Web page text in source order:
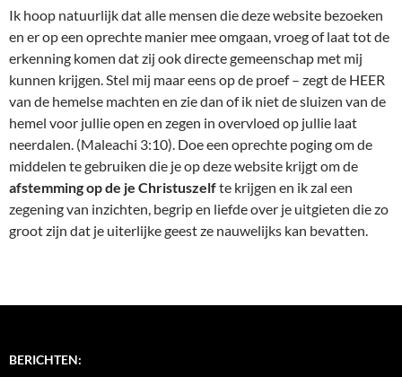
Ik hoop natuurlijk dat alle mensen die deze website bezoeken
en er op een oprechte manier mee omgaan, vroeg of laat tot de
erkenning komen dat zij ook directe gemeenschap met mij
kunnen krijgen. Stel mij maar eens op de proef – zegt de HEER
van de hemelse machten en zie dan of ik niet de sluizen van de
hemel voor jullie open en zegen in overvloed op jullie laat
neerdalen. (Maleachi 3:10). Doe een oprechte poging om de
middelen te gebruiken die je op deze website krijgt om de
afstemming op de je Christuszelfte krijgen en ik zal een
zegening van inzichten, begrip en liefde over je uitgieten die zo
groot zijn dat je uiterlijke geest ze nauwelijks kan bevatten.
BERICHTEN: